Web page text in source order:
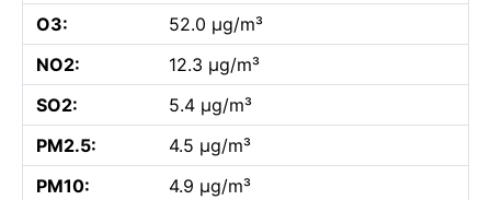
O3:
52.0 µg/m³
NO2:
12.3 µg/m³
SO2:
5.4 µg/m³
PM2.5:
4.5 µg/m³
PM10:
4.9 µg/m³